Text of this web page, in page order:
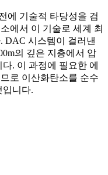
에 기술적 타당성을 검
에서 이 기술로 세계 최
DAC 시스템이 걸러낸
의 깊은 지층에서 압
. 이 과정에 필요한 에
로 이산화탄소를 순수
입니다.